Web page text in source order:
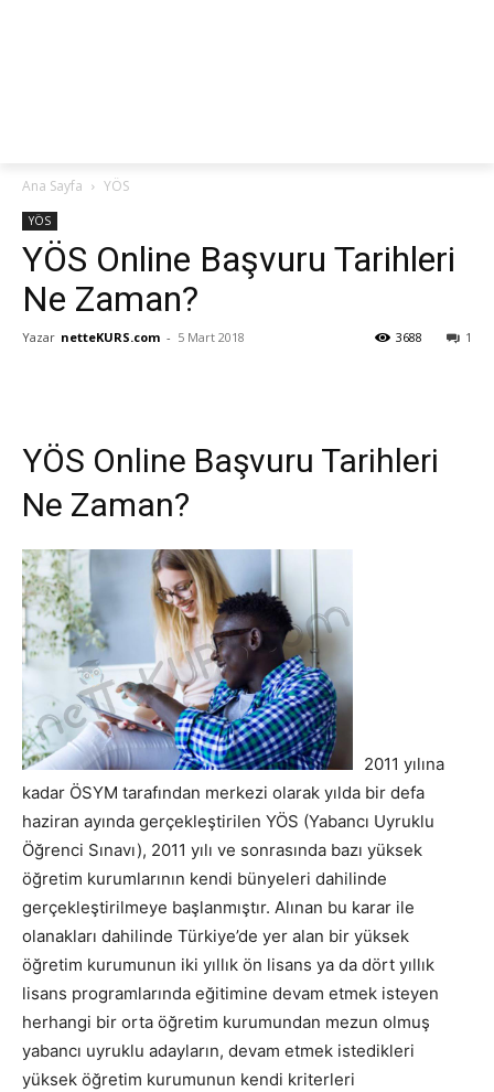
Ana Sayfa YÖS
YÖS
YÖS Online Başvuru Tarihleri
Ne Zaman?
Yazar netteKURS.com - 5 Mart 2018 1
3688
YÖS Online Başvuru Tarihleri
Ne Zaman?
2011 yılına
kadar ÖSYM tarafından merkezi olarak yılda bir defa
haziran ayında gerçekleştirilen YÖS (Yabancı Uyruklu
Öğrenci Sınavı), 2011 yılı ve sonrasında bazı yüksek
öğretim kurumlarının kendi bünyeleri dahilinde
gerçekleştirilmeye başlanmıştır. Alınan bu karar ile
olanakları dahilinde Türkiye’de yer alan bir yüksek
öğretim kurumunun iki yıllık ön lisans ya da dört yıllık
lisans programlarında eğitimine devam etmek isteyen
herhangi bir orta öğretim kurumundan mezun olmuş
yabancı uyruklu adayların, devam etmek istedikleri
yüksek öğretim kurumunun kendi kriterleri